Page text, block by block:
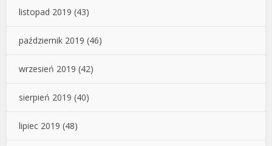
listopad 2019 (43)
październik 2019 (46)
wrzesień 2019 (42)
sierpień 2019 (40)
lipiec 2019 (48)